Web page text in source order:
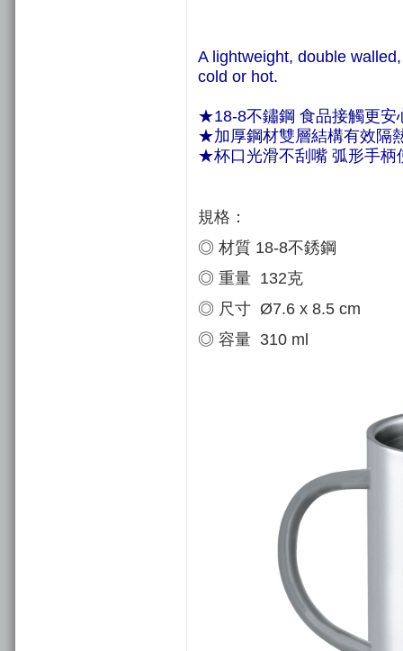
A lightweight, double
cold or hot.
★18-8不鏽鋼 食品接觸更安
★加厚鋼材雙層結構有效隔
★杯口光滑不刮嘴 弧形手柄
規格：
◎ 材質 18-8不銹鋼
◎ 重量 132克
◎ 尺寸 Ø7.6 x 8.5 cm
◎ 容量 310 ml